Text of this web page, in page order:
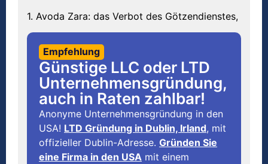
1. Avoda Zara: das Verbot des Götzendienstes,
Empfehlung
Günstige LLC oder LTD
Unternehmensgründung,
auch in Raten zahlbar!
Anonyme Unternehmensgründung in den
USA! LTD Gründung in Dublin, Irland, mit
offizieller Dublin-Adresse. Gründen Sie
eine Firma in den USA mit einem